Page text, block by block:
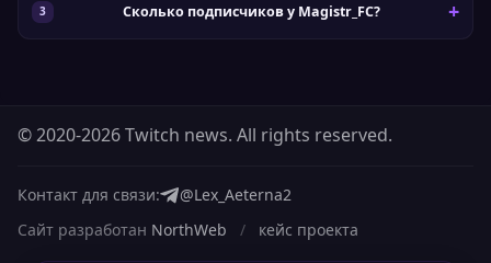
Сколько подписчиков у Magistr_FC?
© 2020-2026 Twitch news. All rights reserved.
Контакт для связи:
@Lex_Aeterna2
Сайт разработан NorthWeb / кейс проекта